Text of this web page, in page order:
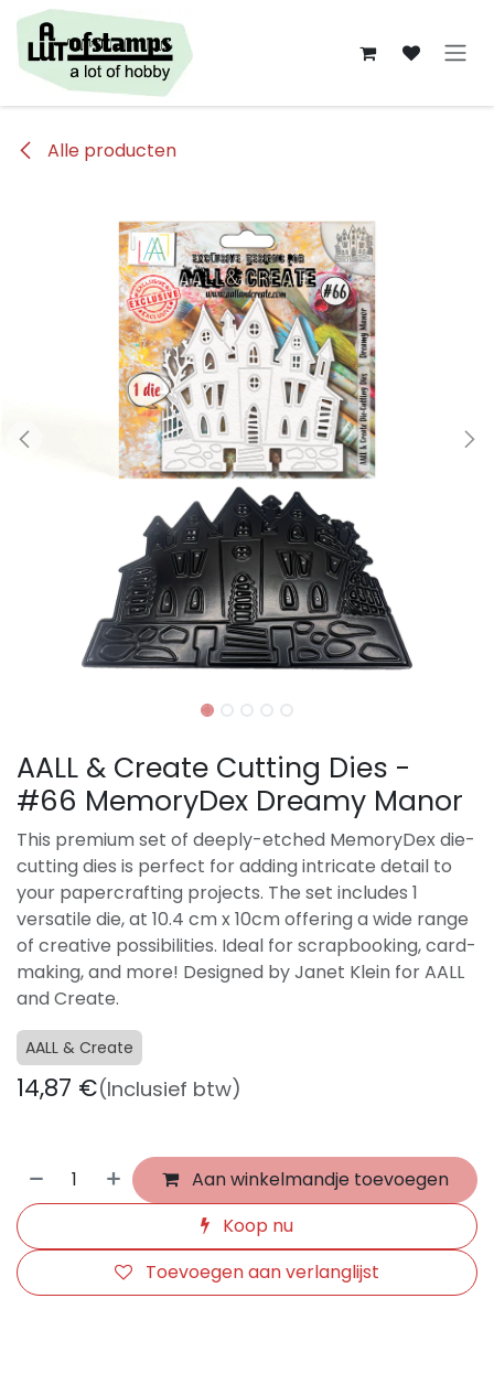
Overslaan naar inhoud
Alle producten
AALL & Create Cutting Dies -
#66 MemoryDex Dreamy Manor
This premium set of deeply-etched MemoryDex die-
cutting dies is perfect for adding intricate detail to
your papercrafting projects. The set includes 1
versatile die, at 10.4 cm x 10cm offering a wide range
of creative possibilities. Ideal for scrapbooking, card-
making, and more! Designed by Janet Klein for AALL
and Create.
AALL & Create
14,87 €(Inclusief btw)
Aan winkelmandje toevoegen
Koop nu
Toevoegen aan verlanglijst